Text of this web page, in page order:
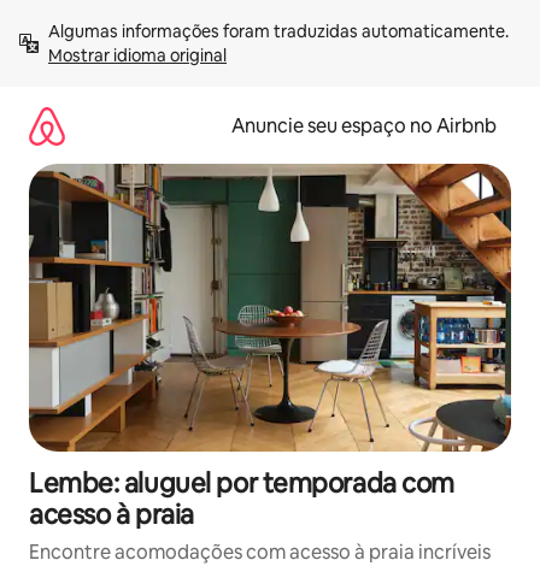
para
Mostrar idioma original
Anuncie seu espaço no Airbnb
Lembe: aluguel por temporada com
acesso à praia
Encontre acomodações com acesso à praia incríveis